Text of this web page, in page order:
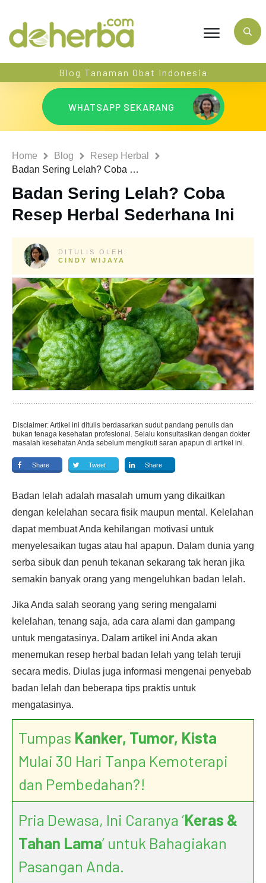
Blog Tanaman Obat Indonesia
WHATSAPP SEKARANG
Home Blog
Resep Herbal
Badan Sering Lelah? Coba Resep Herbal Sederhana Ini
Badan Sering Lelah? Coba
Resep Herbal Sederhana Ini
DITULIS OLEH:
CINDY WIJAYA
Disclaimer: Artikel ini ditulis berdasarkan sudut pandang penulis dan
bukan tenaga kesehatan profesional. Selalu konsultasikan dengan dokter
masalah kesehatan Anda sebelum mengikuti saran apapun di artikel ini.
Share Tweet Share
Badan lelah adalah masalah umum yang dikaitkan
dengan kelelahan secara fisik maupun mental. Kelelahan
dapat membuat Anda kehilangan motivasi untuk
menyelesaikan tugas atau hal apapun. Dalam dunia yang
serba sibuk dan penuh tekanan sekarang tak heran jika
semakin banyak orang yang mengeluhkan badan lelah.
Jika Anda salah seorang yang sering mengalami
kelelahan, tenang saja, ada cara alami dan gampang
untuk mengatasinya. Dalam artikel ini Anda akan
menemukan resep herbal badan lelah yang telah teruji
secara medis. Diulas juga informasi mengenai penyebab
badan lelah dan beberapa tips praktis untuk
mengatasinya.
Tumpas Kanker, Tumor, Kista
Mulai 30 Hari Tanpa Kemoterapi
dan Pembedahan?!
Pria Dewasa, Ini Caranya ‘Keras &
Tahan Lama’ untuk Bahagiakan
Pasangan Anda.